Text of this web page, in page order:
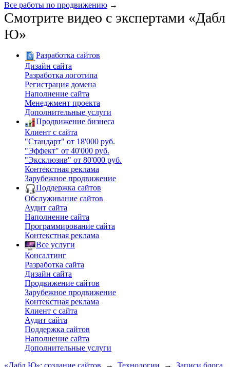
Все работы по продвижению →
Смотрите видео с экспертами «Дабл
Ю»
Разработка сайтов
Дизайн сайта
Разработка логотипа
Регистрация домена
Наполнение сайта
Менеджмент проекта
Дополнительные услуги
Продвижение бизнеса
Клиент с сайта
"Стандарт" от 18'000 руб.
"Эффект" от 40'000 руб.
"Эксклюзив" от 80'000 руб.
Контекстная реклама
Зарубежное продвижение
Поддержка сайтов
Обслуживание сайтов
Аудит сайта
Наполнение сайта
Программирование сайта
Контекстная реклама
Все услуги
Консалтинг
Разработка сайта
Дизайн сайта
Продвижение сайтов
Зарубежное продвижение
Контекстная реклама
Клиент с сайта
Аудит сайта
Поддержка сайтов
Наполнение сайта
Дополнительные услуги
«Дабл Ю»: создание сайтов
→ Технологии →
Записи блога